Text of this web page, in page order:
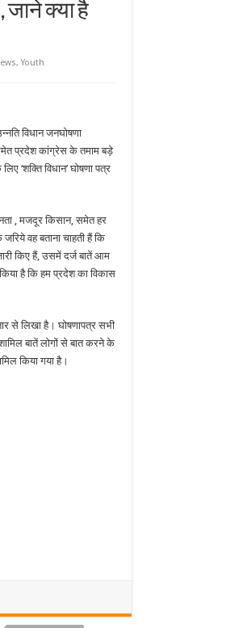
जाने क्या है
,Youth
विधान जनघोषणा
प्रदेश कांग्रेस के तमाम बड़े
‘शक्ति विधान’ घोषणा पत्र
, मजदूर किसान, समेत हर
वह बताना चाहती हैं कि
किए हैं, उसमें दर्ज बातें आम
है कि हम प्रदेश का विकास
से लिखा है। घोषणापत्र सभी
शामिल बातें लोगों से बात करने के
किया गया है।